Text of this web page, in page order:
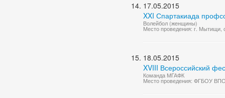
17.05.2015
XXI Спартакиада
Волейбол (женщины)
Место проведения: г.
18.05.2015
XVIII Всероссийский
Команда МГАФК
Место проведения: ФГБОУ ВПО